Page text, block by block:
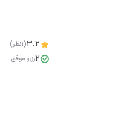
3.2(1نظر)
2رزرو موفق